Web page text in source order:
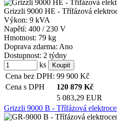
Grizzli 9000 HE - Třífázová
Výkon: 9 kVA
Napětí: 400 / 230 V
Hmotnost: 79 kg
Doprava zdarma: Ano
Dostupnost: 2 týdny
ks
Cena bez DPH: 99 900 Kč
Cena s DPH
120 879 Kč
5 083,29 EUR
Grizzli 9000 B - Třífázová